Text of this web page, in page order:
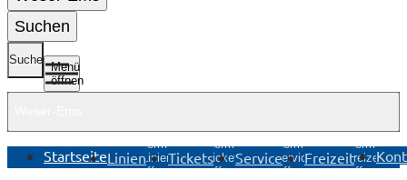
Suchen
Suche
Menü
öffnen
StartseiteLinien
Untermenü
Linien
öffnen
Tickets
Untermenü
Tickets
öffnen
Service
Untermenü
Service
öffnen
Freizeit
Untermenü
Freizeit
öffnen